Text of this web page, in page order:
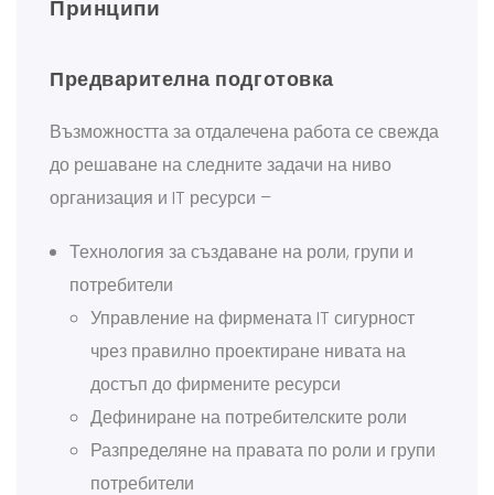
Принципи
Предварителна подготовка
Възможността за отдалечена работа се свежда
до решаване на следните задачи на ниво
организация и IT ресурси –
Технология за създаване на роли, групи и
потребители
Управление на фирмената IT сигурност
чрез правилно проектиране нивата на
достъп до фирмените ресурси
Дефиниране на потребителските роли
Разпределяне на правата по роли и групи
потребители